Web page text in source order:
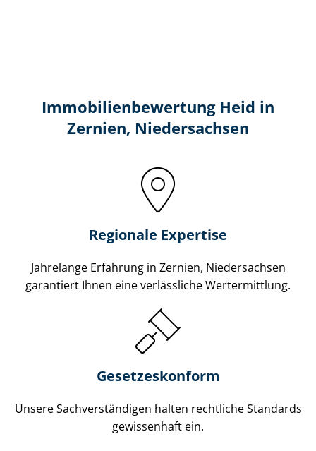
Immobilien­bewertung Heid in
Zernien, Niedersachsen
Regionale Expertise
Jahrelange Erfahrung in Zernien, Niedersachsen
garantiert Ihnen eine verlässliche Wertermittlung.
Gesetzes­konform
Unsere Sach­ver­stän­di­gen halten rechtliche Standards
gewissenhaft ein.